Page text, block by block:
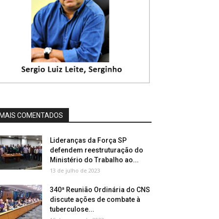
COMENTADOS
Lideranças da Força SP
defendem reestruturação do
Ministério do Trabalho ao...
13 de julho de 2023
340ª Reunião Ordinária do CNS
discute ações de combate à
tuberculose...